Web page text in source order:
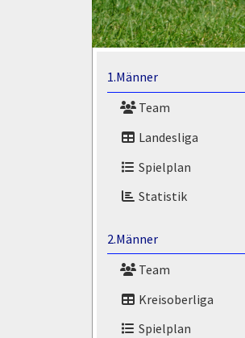
1.Männer
Team
Landesliga
Spielplan
Statistik
2.Männer
Team
Kreisoberliga
Spielplan